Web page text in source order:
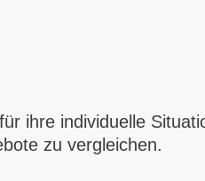
ihre individuelle
zu vergleichen.